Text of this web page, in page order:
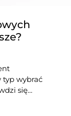
typ wybrać
się…